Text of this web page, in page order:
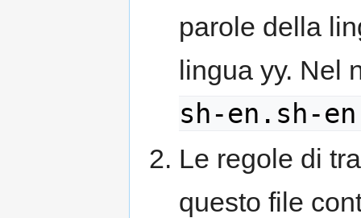
parole della
lingua yy. Nel
sh-en.sh-
Le regole di
questo file